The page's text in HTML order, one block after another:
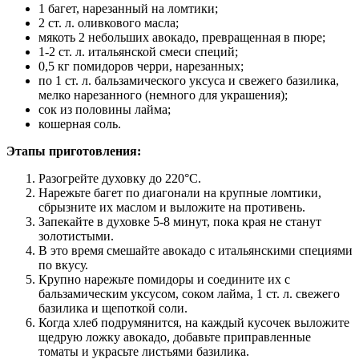
1 багет, нарезанный на ломтики;
2 ст. л. оливкового масла;
мякоть 2 небольших авокадо, превращенная в пюре;
1-2 ст. л. итальянской смеси специй;
0,5 кг помидоров черри, нарезанных;
по 1 ст. л. бальзамического уксуса и свежего базилика,
мелко нарезанного (немного для украшения);
сок из половины лайма;
кошерная соль.
Этапы приготовления:
Разогрейте духовку до 220°С.
Нарежьте багет по диагонали на крупные ломтики,
сбрызните их маслом и выложите на противень.
Запекайте в духовке 5-8 минут, пока края не станут
золотистыми.
В это время смешайте авокадо с итальянскими специями
по вкусу.
Крупно нарежьте помидоры и соедините их с
бальзамическим уксусом, соком лайма, 1 ст. л. свежего
базилика и щепоткой соли.
Когда хлеб подрумянится, на каждый кусочек выложите
щедрую ложку авокадо, добавьте приправленные
томаты и украсьте листьями базилика.